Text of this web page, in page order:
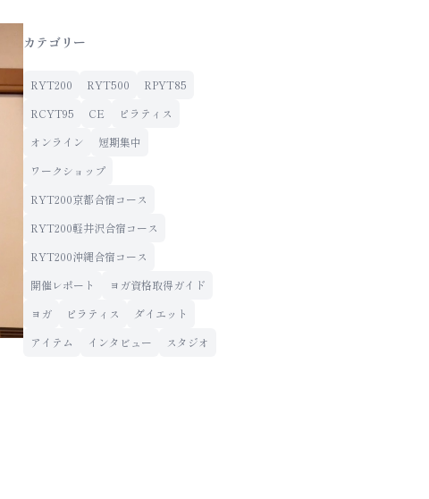
カテゴリー
RYT200 RYT500
RPYT85
RCYT95
CE
ピラティス
オンライン
短期集中
ワークショップ
RYT200京都合宿コース
RYT200軽井沢合宿コース
RYT200沖縄合宿コース
開催レポート
ヨガ資格取得ガイド
ヨガ
ピラティス
ダイエット
アイテム
インタビュー スタジオ